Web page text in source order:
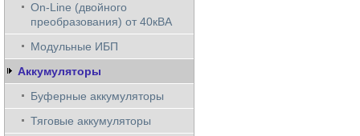
On-Line (двойного
преобразования) от 40кВА
Модульные ИБП
Аккумуляторы
Буферные аккумуляторы
Тяговые аккумуляторы